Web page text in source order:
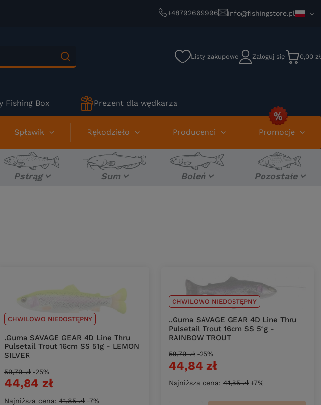
+48792669996 info@fishingstore.pl
Listy zakupowe Zaloguj się 0,00 zł
Fishing Box Prezent dla wędkarza
Spławik Rękodzieło Producenci Promocje
Pstrąg Sum Boleń Pozostałe
CHWILOWO NIEDOSTĘPNY
.Guma SAVAGE GEAR 4D Line Thru
Pulsetail Trout 16cm SS 51g - LEMON
SILVER
44,84 zł
Najniższa cena: 41,85 zł +7%
59,79 zł -25%
CHWILOWO NIEDOSTĘPNY
..Guma SAVAGE GEAR 4D Line Thru
Pulsetail Trout 16cm SS 51g -
RAINBOW TROUT
44,84 zł
Najniższa cena: 41,85 zł +7%
59,79 zł -25%